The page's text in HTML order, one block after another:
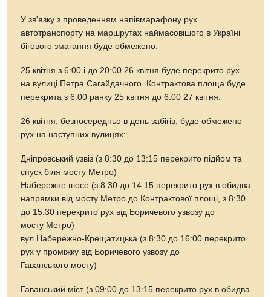
У зв'язку з проведенням напівмарафону рух
автотранспорту на маршрутах наймасовішого в Україні
бігового змагання буде обмежено.
25 квітня з 6:00 і до 20:00 26 квітня буде перекрито рух
на вулиці Петра Сагайдачного. Контрактова площа буде
перекрита з 6:00 ранку 25 квітня до 6:00 27 квітня.
26 квітня, безпосередньо в день забігів, буде обмежено
рух на наступних вулицях:
Дніпровський узвіз (з 8:30 до 13:15 перекрито підйом та
спуск біля мосту Метро)
Набережне шосе (з 8:30 до 14:15 перекрито рух в обидва
напрямки від мосту Метро до Контрактової площі, з 8:30
до 15:30 перекрито рух від Боричевого узвозу до
мосту Метро)
вул.Набережно-Крещатицька (з 8:30 до 16:00 перекрито
рух у проміжку від Боричевого узвозу до
Гаванського мосту)
Гаванський міст (з 09:00 до 13:15 перекрито рух в обидва